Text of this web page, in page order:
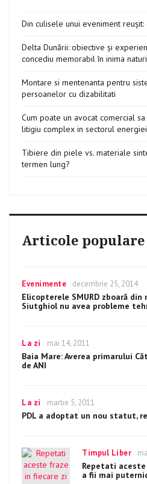
Din culisele unui eveniment
Delta Dunării: obiective și
concediu memorabil în inima
Montare si mentenanta pentru
persoanelor cu dizabilitati
Cum poate un avocat comercial
litigiu complex in sectorul
Tibiere din piele vs. materiale
termen lung?
Articole populare
Categories
Evenimente
Posted
on
decembrie 25, 2014
Elicopterele SMURD zboară din
Siutghiol nu avea probleme
Categories
La zi
Posted
on
mai 14, 2011
Baia Mare: Averea primarului
de ANI
Categories
La zi
Posted
on
martie 5, 2011
PDL a adoptat un nou statut,
Categories
Timpul Liber
on
Repetati
a fii mai